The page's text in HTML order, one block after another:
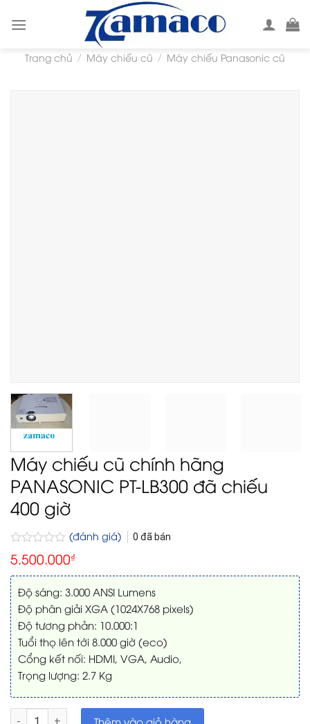
Trang chủ / Máy chiếu cũ / Máy chiếu Panasonic cũ
Máy chiếu cũ chính hãng
PANASONIC PT-LB300 đã chiếu
400 giờ
Được
xếp
hạng
0
5
sao
(đánh giá) 0 đã bán
5.500.000₫
Độ sáng: 3.000 ANSI Lumens
Độ phân giải XGA (1024X768 pixels)
Độ tương phản: 10.000:1
Tuổi thọ lên tới 8.000 giờ (eco)
Cổng kết nối: HDMI, VGA, Audio,
Trọng lượng: 2.7 Kg
Máy chiếu cũ chính hãng PANASONIC PT-LB300 đã chiếu
Thêm vào giỏ hàng